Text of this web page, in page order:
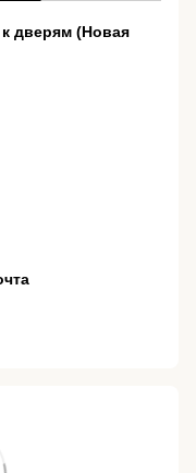
дверям (Новая